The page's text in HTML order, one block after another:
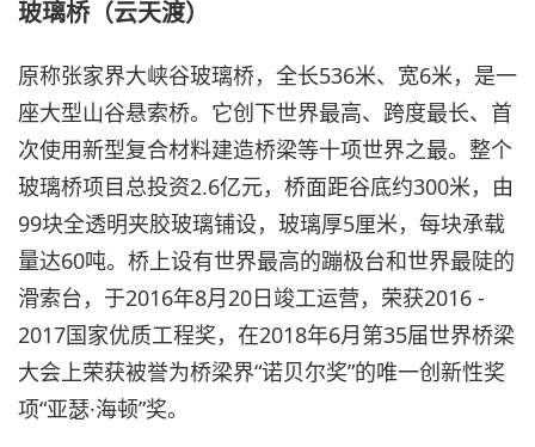
玻璃桥（云天渡）
原称张家界大峡谷玻璃桥，全长536米、宽6米，是一
座大型山谷悬索桥。它创下世界最高、跨度最长、首
次使用新型复合材料建造桥梁等十项世界之最。整个
玻璃桥项目总投资2.6亿元，桥面距谷底约300米，由
99块全透明夹胶玻璃铺设，玻璃厚5厘米，每块承载
量达60吨。桥上设有世界最高的蹦极台和世界最陡的
滑索台，于2016年8月20日竣工运营，荣获2016 -
2017国家优质工程奖，在2018年6月第35届世界桥梁
大会上荣获被誉为桥梁界“诺贝尔奖”的唯一创新性奖
项“亚瑟·海顿”奖。